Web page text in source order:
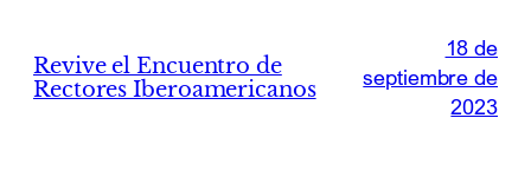
Revive el Encuentro de
Rectores Iberoamericanos
18 de
septiembre de
2023